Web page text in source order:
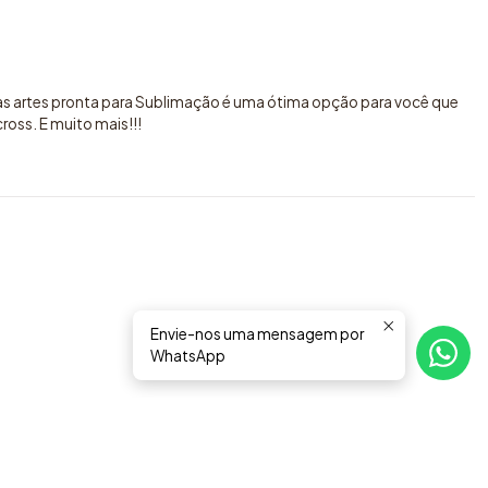
artes pronta para Sublimação é uma ótima opção para você que
E muito mais!!!
Envie-nos uma mensagem por
WhatsApp